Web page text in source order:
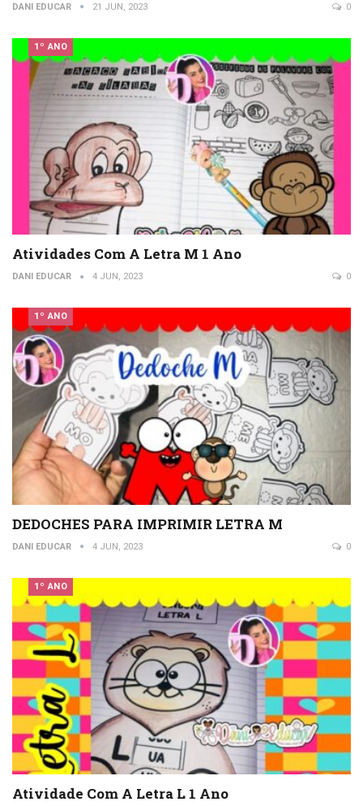
DANI EDUCAR 21 JUN, 2023 0
1º ANO
Atividades Com A Letra M 1 Ano
DANI EDUCAR 4 JUN, 2023 0
1º ANO
DEDOCHES PARA IMPRIMIR LETRA M
DANI EDUCAR 4 JUN, 2023 0
1º ANO
Atividade Com A Letra L 1 Ano